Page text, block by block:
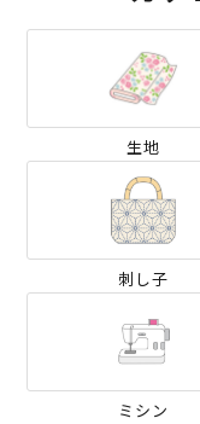
生地
刺し子
ミシン